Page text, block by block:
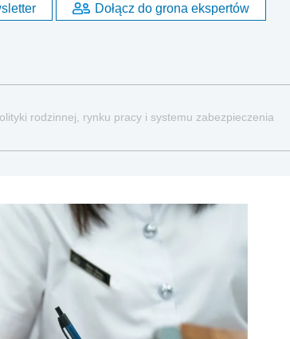
Dołącz do grona ekspertów
rodzinnej, rynku pracy i systemu zabezpieczenia